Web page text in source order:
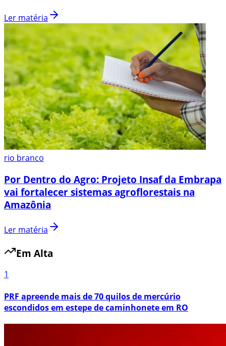
Ler matéria
rio branco
Por Dentro do Agro: Projeto Insaf da Embrapa
vai fortalecer sistemas agroflorestais na
Amazônia
Ler matéria
Em Alta
1
PRF apreende mais de 70 quilos de mercúrio
escondidos em estepe de caminhonete em RO